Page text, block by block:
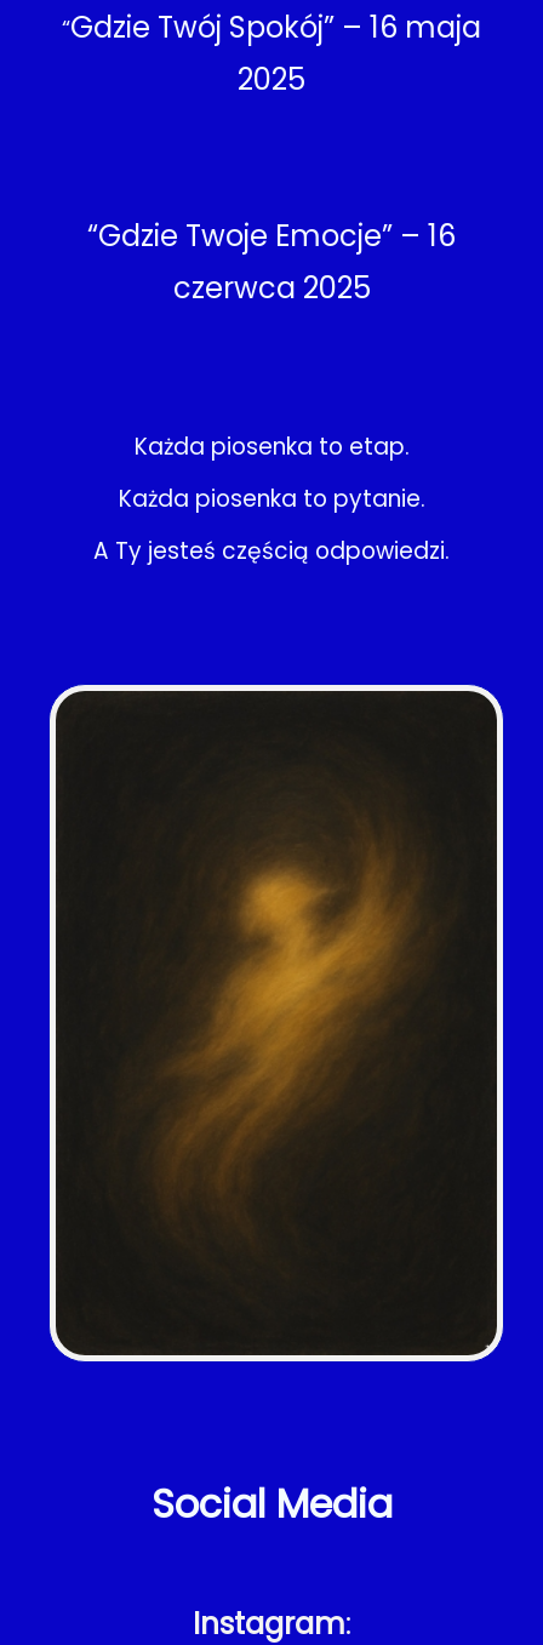
“Gdzie Twój Spokój” – 16 maja
2025
“Gdzie Twoje Emocje” – 16
czerwca 2025
Każda piosenka to etap.
Każda piosenka to pytanie.
A Ty jesteś częścią odpowiedzi.
Social Media
Instagram: